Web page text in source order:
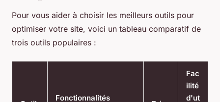
Pour vous aider à choisir les meilleurs outils pour
optimiser votre site, voici un tableau comparatif de
trois outils populaires :
Fonctionnalités
Fac
ilité
d'ut